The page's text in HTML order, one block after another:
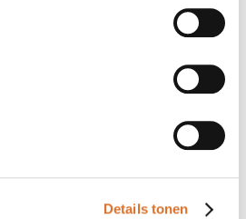
Details tonen